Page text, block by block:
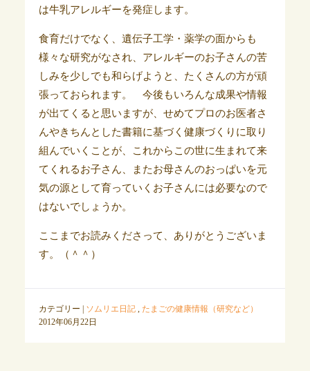
は牛乳アレルギーを発症します。
食育だけでなく、遺伝子工学・薬学の面からも
様々な研究がなされ、アレルギーのお子さんの苦
しみを少しでも和らげようと、たくさんの方が頑
張っておられます。 今後もいろんな成果や情報
が出てくると思いますが、せめてプロのお医者さ
んやきちんとした書籍に基づく健康づくりに取り
組んでいくことが、これからこの世に生まれて来
てくれるお子さん、またお母さんのおっぱいを元
気の源として育っていくお子さんには必要なので
はないでしょうか。
ここまでお読みくださって、ありがとうございま
す。（＾＾）
カテゴリー | ソムリエ日記, たまごの健康情報（研究など）
2012年06月22日